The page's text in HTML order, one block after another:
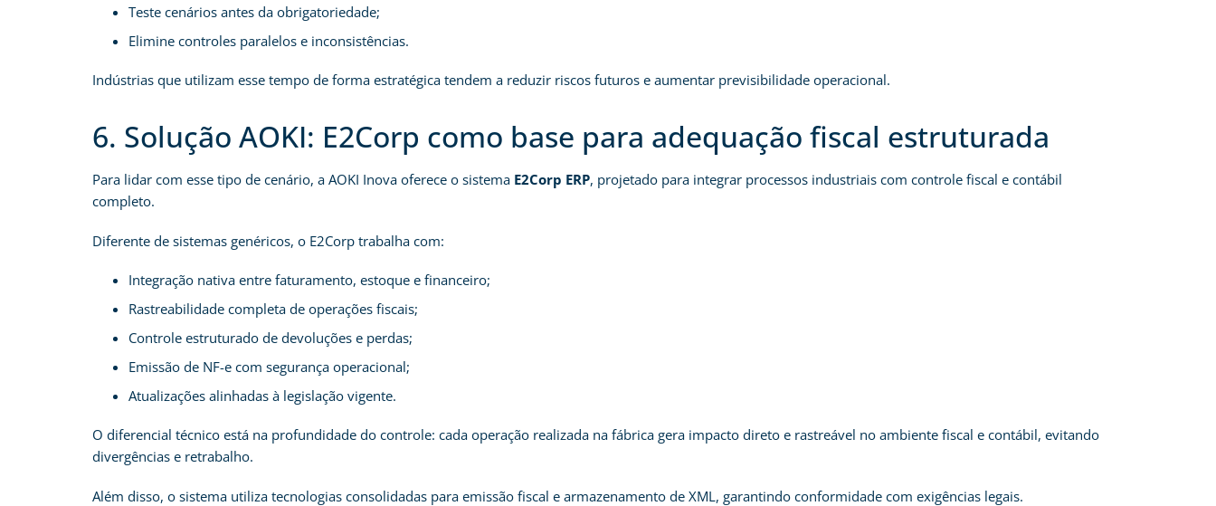
Teste cenários antes da obrigatoriedade;
Elimine controles paralelos e inconsistências.
Indústrias que utilizam esse tempo de forma estratégica tendem a reduzir riscos futuros e aumentar previsibilidade operacional.
6. Solução AOKI: E2Corp como base para adequação fiscal estruturada
Para lidar com esse tipo de cenário, a AOKI Inova oferece o sistema E2Corp ERP, projetado para integrar processos industriais com controle fiscal e contábil
completo.
Diferente de sistemas genéricos, o E2Corp trabalha com:
Integração nativa entre faturamento, estoque e financeiro;
Rastreabilidade completa de operações fiscais;
Controle estruturado de devoluções e perdas;
Emissão de NF-e com segurança operacional;
Atualizações alinhadas à legislação vigente.
O diferencial técnico está na profundidade do controle: cada operação realizada na fábrica gera impacto direto e rastreável no ambiente fiscal e contábil, evitando
divergências e retrabalho.
Além disso, o sistema utiliza tecnologias consolidadas para emissão fiscal e armazenamento de XML, garantindo conformidade com exigências legais.